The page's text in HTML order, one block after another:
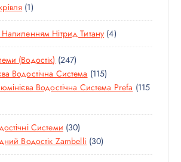
11
Т
О
В
А
Р
Нітрид Титану 44
Т
А
И
(водостік) 2472
4
7
О
В
А
Р
Водостічна Система 1151
1
Т
А
Водостічна Система Prefa 115
Системи 303
0
Т
Водостік Zambelli 303
0